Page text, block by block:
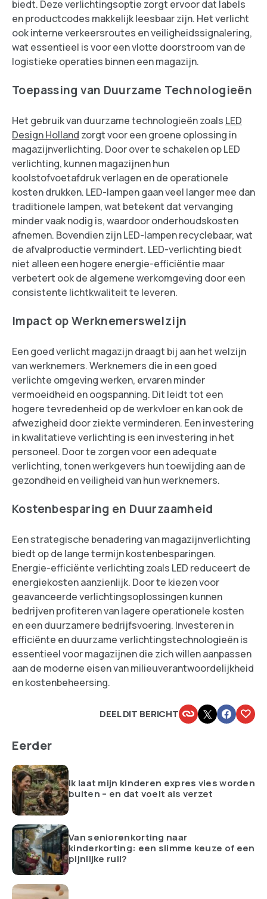
biedt. Deze verlichtingsoptie zorgt ervoor dat labels
en productcodes makkelijk leesbaar zijn. Het verlicht
ook interne verkeersroutes en veiligheidssignalering,
wat essentieel is voor een vlotte doorstroom van de
logistieke operaties binnen een magazijn.
Toepassing van Duurzame Technologieën
Het gebruik van duurzame technologieën zoals LED
Design Holland zorgt voor een groene oplossing in
magazijnverlichting. Door over te schakelen op LED
verlichting, kunnen magazijnen hun
koolstofvoetafdruk verlagen en de operationele
kosten drukken. LED-lampen gaan veel langer mee dan
traditionele lampen, wat betekent dat vervanging
minder vaak nodig is, waardoor onderhoudskosten
afnemen. Bovendien zijn LED-lampen recyclebaar, wat
de afvalproductie vermindert. LED-verlichting biedt
niet alleen een hogere energie-efficiëntie maar
verbetert ook de algemene werkomgeving door een
consistente lichtkwaliteit te leveren.
Impact op Werknemerswelzijn
Een goed verlicht magazijn draagt bij aan het welzijn
van werknemers. Werknemers die in een goed
verlichte omgeving werken, ervaren minder
vermoeidheid en oogspanning. Dit leidt tot een
hogere tevredenheid op de werkvloer en kan ook de
afwezigheid door ziekte verminderen. Een investering
in kwalitatieve verlichting is een investering in het
personeel. Door te zorgen voor een adequate
verlichting, tonen werkgevers hun toewijding aan de
gezondheid en veiligheid van hun werknemers.
Kostenbesparing en Duurzaamheid
Een strategische benadering van magazijnverlichting
biedt op de lange termijn kostenbesparingen.
Energie-efficiënte verlichting zoals LED reduceert de
energiekosten aanzienlijk. Door te kiezen voor
geavanceerde verlichtingsoplossingen kunnen
bedrijven profiteren van lagere operationele kosten
en een duurzamere bedrijfsvoering. Investeren in
efficiënte en duurzame verlichtingstechnologieën is
essentieel voor magazijnen die zich willen aanpassen
aan de moderne eisen van milieuverantwoordelijkheid
en kostenbeheersing.
DEEL DIT BERICHT
Eerder
Ik laat mijn kinderen expres vies worden
buiten – en dat voelt als verzet
Van seniorenkorting naar
kinderkorting: een slimme keuze of een
pijnlijke ruil?